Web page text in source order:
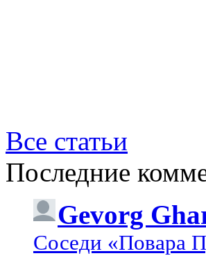
Все статьи
Последние
Gevorg
Соседи «Повара